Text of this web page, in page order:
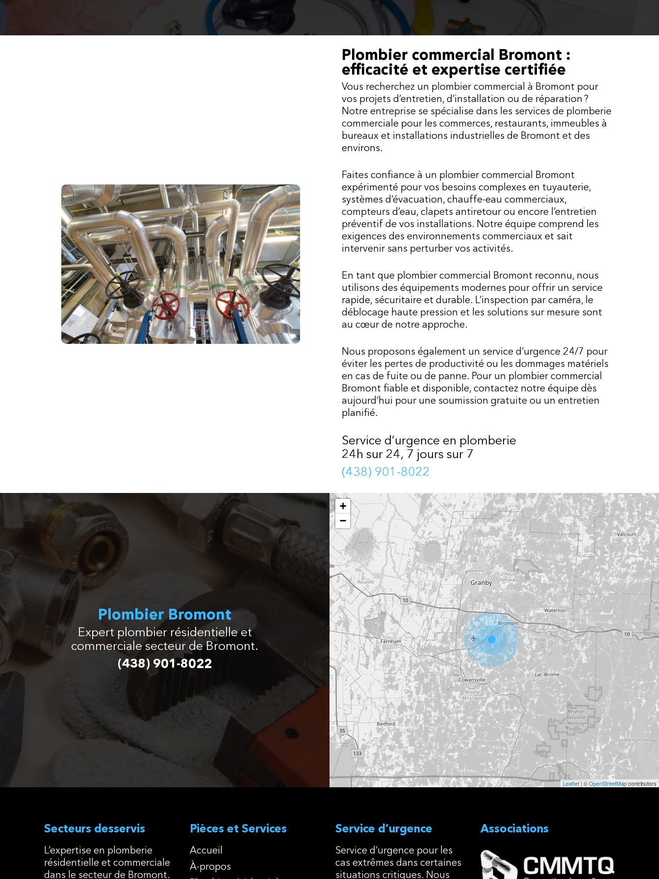
Plombier commercial Bromont :
efficacité et expertise certifiée
Vous recherchez un plombier commercial à Bromont pour
vos projets d’entretien, d’installation ou de réparation ?
Notre entreprise se spécialise dans les services de plomberie
commerciale pour les commerces, restaurants, immeubles à
bureaux et installations industrielles de Bromont et des
environs.
Faites confiance à un plombier commercial Bromont
expérimenté pour vos besoins complexes en tuyauterie,
systèmes d’évacuation, chauffe-eau commerciaux,
compteurs d’eau, clapets antiretour ou encore l’entretien
préventif de vos installations. Notre équipe comprend les
exigences des environnements commerciaux et sait
intervenir sans perturber vos activités.
En tant que plombier commercial Bromont reconnu, nous
utilisons des équipements modernes pour offrir un service
rapide, sécuritaire et durable. L’inspection par caméra, le
déblocage haute pression et les solutions sur mesure sont
au cœur de notre approche.
Nous proposons également un service d’urgence 24/7 pour
éviter les pertes de productivité ou les dommages matériels
en cas de fuite ou de panne. Pour un plombier commercial
Bromont fiable et disponible, contactez notre équipe dès
aujourd’hui pour une soumission gratuite ou un entretien
planifié.
Service d’urgence en plomberie
24h sur 24, 7 jours sur 7
(438) 901-8022
Plombier Bromont
Expert plombier résidentielle et
commerciale secteur de Bromont.
(438) 901-8022
+
−
Leaflet| ©OpenStreetMapcontributors
Secteurs desservis
L’expertise en plomberie
résidentielle et commerciale
dans le secteur de Bromont.
Pièces et Services
Accueil
À-propos
Service d’urgence
Service d’urgence pour les
cas extrêmes dans certaines
situations critiques. Nous
Associations